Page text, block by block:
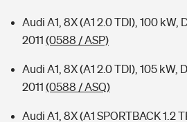
Sie haben Fragen?
Audi A1, 8X (A1 2.0 TDI), 100 kW,
2011 (0588 / ASP)
Audi A1, 8X (A1 2.0 TDI), 105 kW,
2011 (0588 / ASQ)
Audi A1, 8X (A1 SPORTBACK 1.2